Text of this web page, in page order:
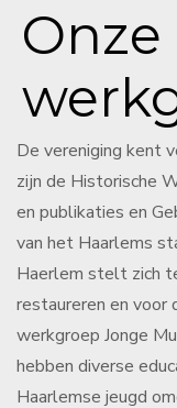
Onze
De vereniging kent
zijn de Historische
en publikaties en
van het Haarlems
Haerlem stelt zich
restaureren en voor
werkgroep Jonge
hebben diverse
Haarlemse jeugd